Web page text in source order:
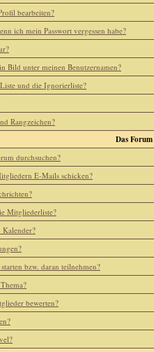
bearbeiten?
ich mein Passwort vergessen habe?
Bild unter meinen Benutzernamen?
und die Ignorierliste?
Rangzeichen?
Das
durchsuchen?
E-Mails schicken?
Mitgliederliste?
Kalender?
bzw. daran teilnehmen?
bewerten?